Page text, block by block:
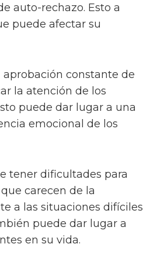
auto-rechazo. Esto a
puede afectar su
constante de
la atención de los
puede dar lugar a una
emocional de los
tener dificultades para
carecen de la
a las situaciones difíciles
puede dar lugar a
en su vida.